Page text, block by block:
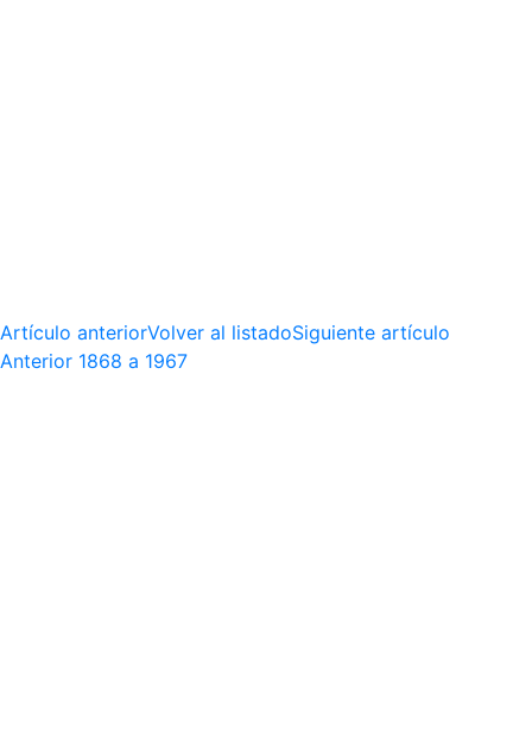
Artículo anteriorVolver al listadoSiguiente artículo
Anterior 1868 a 1967